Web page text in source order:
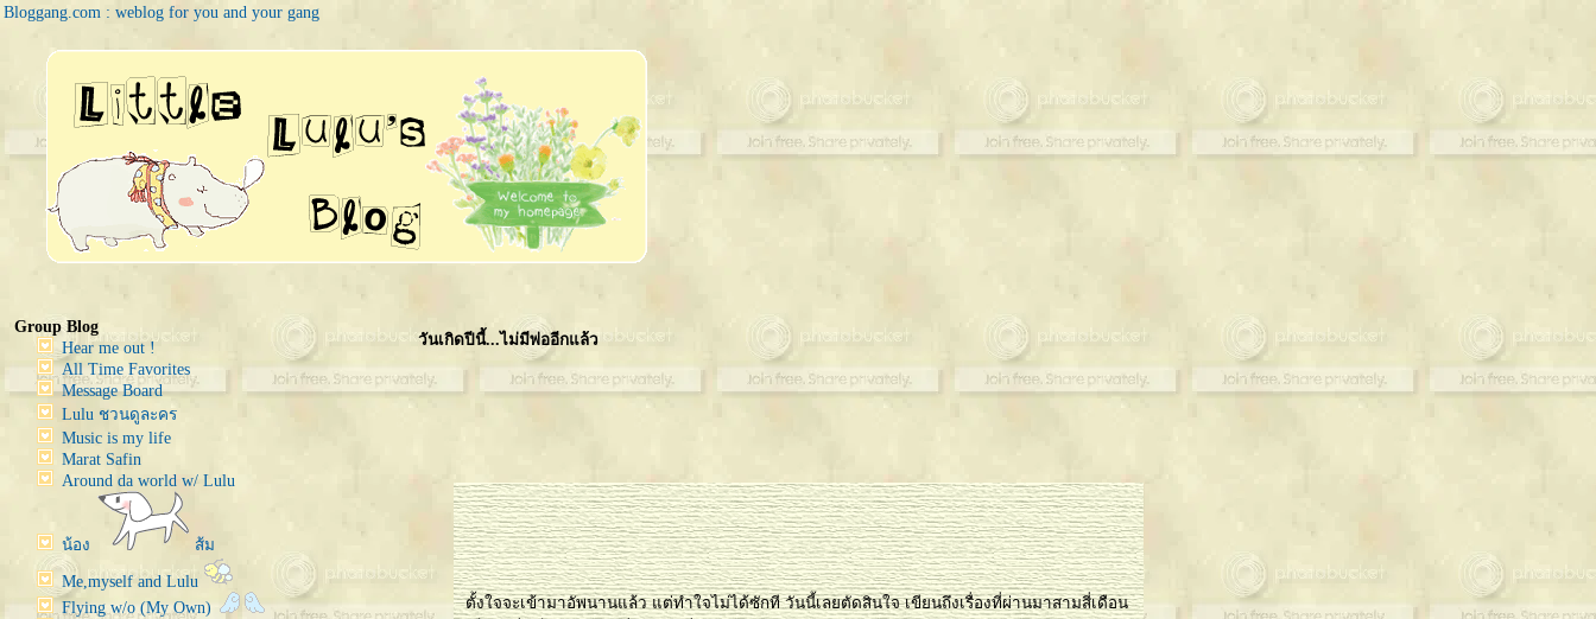
Bloggang.com : weblog for you and your gang
Group Blog
Hear me out !
All Time Favorites
Message Board
Lulu ชวนดูละคร
Music is my life
Marat Safin
Around da world w/ Lulu
น้อง ส้ม
Me,myself and Lulu
Flying w/o (My Own)
วันเกิดปีนี้...ไม่มีพ่ออีกแล้ว
ตั้งใจจะเข้ามาอัพนานแล้ว แต่ทำใจไม่ได้ซักที วันนี้เลยตัดสินใจ เขียนถึงเรื่องที่ผ่านมาสามสี่เดือน